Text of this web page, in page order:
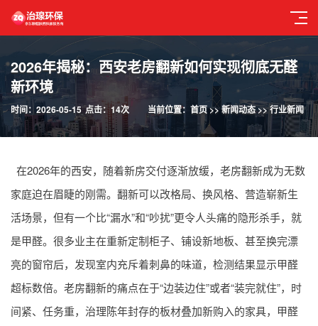
2026年揭秘：西安老房翻新如何实现彻底无醛
新环境
当前位置： 首页>>新闻动态>>行业新闻
时间：2026-05-15 点击：14次
在2026年的西安，随着新房交付逐渐放缓，老房翻新成为无数
家庭迫在眉睫的刚需。翻新可以改格局、换风格、营造崭新生
活场景，但有一个比“漏水”和“吵扰”更令人头痛的隐形杀手，就
是甲醛。很多业主在重新定制柜子、铺设新地板、甚至换完漂
亮的窗帘后，发现室内充斥着刺鼻的味道，检测结果显示甲醛
超标数倍。老房翻新的痛点在于“边装边住”或者“装完就住”，时
间紧、任务重，治理陈年封存的板材叠加新购入的家具，甲醛